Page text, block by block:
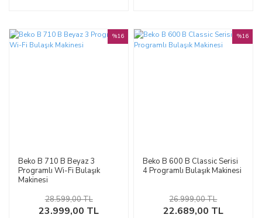
Beko B 710 B Beyaz 3
Programlı Wi-Fi Bulaşık
Makinesi
%16
23.999,00 TL
28.599,00 TL
Beko B 600 B Classic Serisi
4 Programlı Bulaşık Makinesi
%16
22.689,00 TL
26.999,00 TL